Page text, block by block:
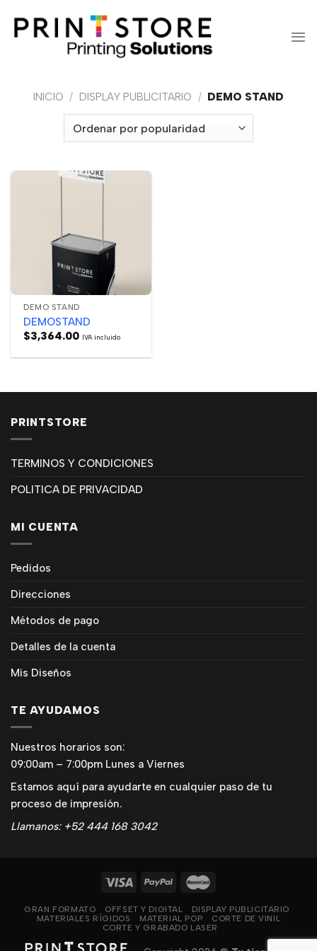
contenido
INICIO / DISPLAY PUBLICITARIO / DEMO STAND
DEMO STAND
DEMOSTAND
$3,364.00 IVA incluido
PRINTSTORE
TERMINOS Y CONDICIONES
POLITICA DE PRIVACIDAD
MI CUENTA
Pedidos
Direcciones
Métodos de pago
Detalles de la cuenta
Mis Diseños
TE AYUDAMOS
Nuestros horarios son:
09:00am – 7:00pm Lunes a Viernes
Estamos aquí para ayudarte en cualquier paso de tu
proceso de impresión.
Llamanos: +52 444 168 3042
GRAN FORMATO OFFSET Y DIGITAL
DISPLAY PUBLICITARIO
MATERIALES RÍGIDOS
MATERIAL POP
CORTE DE VINIL
CORTE Y GRABADO LASER